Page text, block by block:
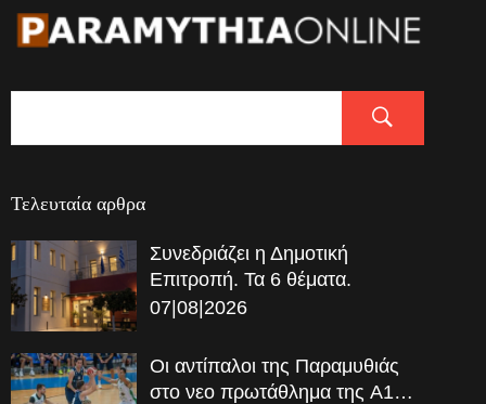
Τελευταία αρθρα
Συνεδριάζει η Δημοτική
Επιτροπή. Τα 6 θέματα.
07|08|2026
Οι αντίπαλοι της Παραμυθιάς
στο νεο πρωτάθλημα της A1…